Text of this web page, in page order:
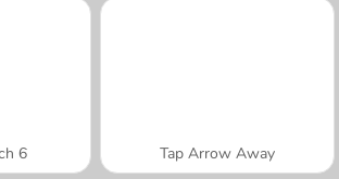
6 Tap Arrow Away